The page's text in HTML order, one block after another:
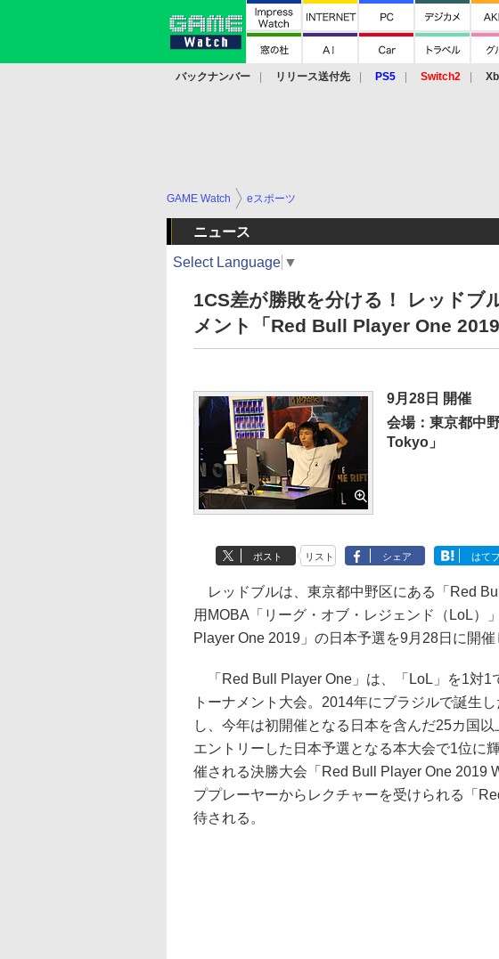
バックナンバー リリース送付先 PS5 Switch2
GAME Watch eスポーツ
ニュース
Select Language ▼
1CS差が勝敗を分ける！ レッドブ
メント「Red Bull Player One
9月28日 開催
会場：東京都中
Tokyo」
ポスト リスト シェア はて
レッドブルは、東京都中野区にある「Red
用MOBA「リーグ・オブ・レジェンド（LoL）
Player One 2019」の日本予選を9月28日に開催
「Red Bull Player One」は、「LoL」を1対1
トーナメント大会。2014年にブラジルで誕生
し、今年は初開催となる日本を含んだ25カ国
エントリーした日本予選となる本大会で1位に
催される決勝大会「Red Bull Player One 2019
ププレーヤーからレクチャーを受けられる「
待される。